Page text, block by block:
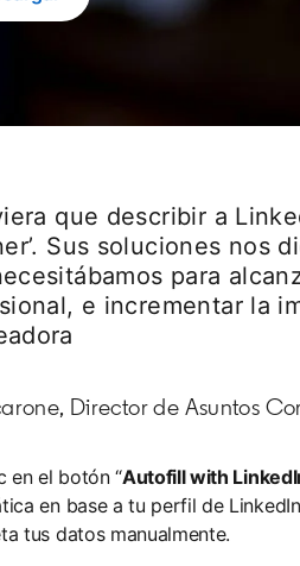
que describir a
Sus soluciones nos
para
e incrementar la
Director de Asuntos
en el botón “Autofill with
en base a tu perfil de
tus datos manualmente.